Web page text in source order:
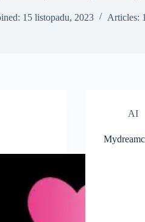
15 listopadu, 2023 Articles:
AI